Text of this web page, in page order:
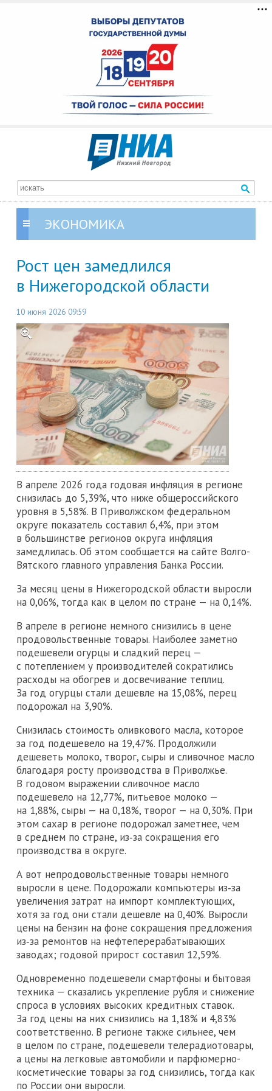
ЭКОНОМИКА
Рост цен замедлился
в Нижегородской области
10 июня 2026 09:59
В апреле 2026 года годовая инфляция в регионе
снизилась до 5,39%, что ниже общероссийского
уровня в 5,58%. В Приволжском федеральном
округе показатель составил 6,4%, при этом
в большинстве регионов округа инфляция
замедлилась. Об этом сообщается на сайте Волго-
Вятского главного управления Банка России.
За месяц цены в Нижегородской области выросли
на 0,06%, тогда как в целом по стране — на 0,14%.
В апреле в регионе немного снизились в цене
продовольственные товары. Наиболее заметно
подешевели огурцы и сладкий перец —
с потеплением у производителей сократились
расходы на обогрев и досвечивание теплиц.
За год огурцы стали дешевле на 15,08%, перец
подорожал на 3,90%.
Снизилась стоимость оливкового масла, которое
за год подешевело на 19,47%. Продолжили
дешеветь молоко, творог, сыры и сливочное масло
благодаря росту производства в Приволжье.
В годовом выражении сливочное масло
подешевело на 12,77%, питьевое молоко —
на 1,88%, сыры — на 0,18%, творог — на 0,30%. При
этом сахар в регионе подорожал заметнее, чем
в среднем по стране, из‑за сокращения его
производства в округе.
А вот непродовольственные товары немного
выросли в цене. Подорожали компьютеры из‑за
увеличения затрат на импорт комплектующих,
хотя за год они стали дешевле на 0,40%. Выросли
цены на бензин на фоне сокращения предложения
из‑за ремонтов на нефтеперерабатывающих
заводах; годовой прирост составил 12,59%.
Одновременно подешевели смартфоны и бытовая
техника — сказались укрепление рубля и снижение
спроса в условиях высоких кредитных ставок.
За год цены на них снизились на 1,18% и 4,83%
соответственно. В регионе также сильнее, чем
в целом по стране, подешевели телерадиотовары,
а цены на легковые автомобили и парфюмерно-
косметические товары за год снизились, тогда как
по России они выросли.